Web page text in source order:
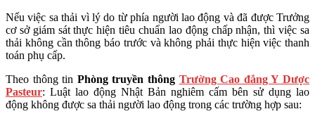
Nếu việc sa thải vì lý do từ phía người lao động và đã được Trưởng
cơ sở giám sát thực hiện tiêu chuẩn lao động chấp nhận, thì việc sa
thải không cần thông báo trước và không phải thực hiện việc thanh
toán phụ cấp.
Theo thông tin Phòng truyền thông Trường Cao đẳng Y Dược
Pasteur: Luật lao động Nhật Bản nghiêm cấm bên sử dụng lao
động không được sa thải người lao động trong các trường hợp sau: